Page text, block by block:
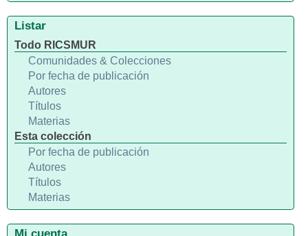
Listar
Todo RICSMUR
Comunidades & Colecciones
Por fecha de publicación
Autores
Títulos
Materias
Esta colección
Por fecha de publicación
Autores
Títulos
Materias
Mi cuenta